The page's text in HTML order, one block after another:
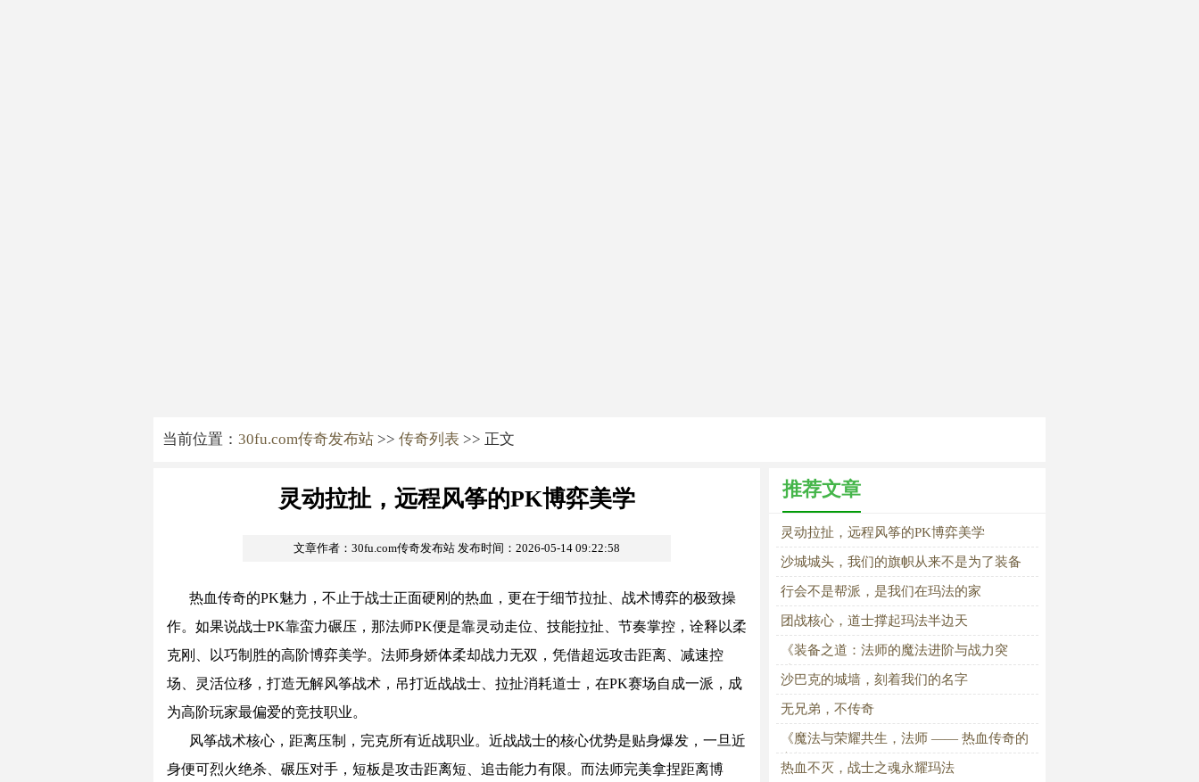
当前位置： 30fu.com传奇发布站 >> 传奇列表 >> 正文
灵动拉扯，远程风筝的PK博弈美学
文章作者：30fu.com传奇发布站 发布时间：2026-05-14 09:22:58
热血传奇的PK魅力，不止于战士正面硬刚的热血，更在于细节拉扯、战术博弈的极致操
作。如果说战士PK靠蛮力碾压，那法师PK便是靠灵动走位、技能拉扯、节奏掌控，诠释以柔
克刚、以巧制胜的高阶博弈美学。法师身娇体柔却战力无双，凭借超远攻击距离、减速控
场、灵活位移，打造无解风筝战术，吊打近战战士、拉扯消耗道士，在PK赛场自成一派，成
为高阶玩家最偏爱的竞技职业。
风筝战术核心，距离压制，完克所有近战职业。近战战士的核心优势是贴身爆发，一旦近
身便可烈火绝杀、碾压对手，短板是攻击距离短、追击能力有限。而法师完美拿捏距离博
推荐文章
灵动拉扯，远程风筝的PK博弈美学
沙城城头，我们的旗帜从来不是为了装备
行会不是帮派，是我们在玛法的家
团战核心，道士撑起玛法半边天
《装备之道：法师的魔法进阶与战力突
破》
沙巴克的城墙，刻着我们的名字
无兄弟，不传奇
《魔法与荣耀共生，法师 —— 热血传奇的
永恒信仰》
热血不灭，战士之魂永耀玛法